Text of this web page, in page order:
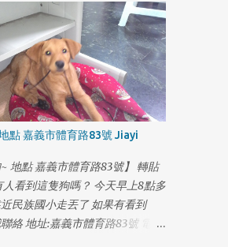
點 嘉義市體育路83號 Jiayi
~ 地點 嘉義市體育路83號】 轉貼
人看到這隻狗嗎？ 今天早上8點多
民族國小走丟了 如果有看到
絡 地址:嘉義市體育路83號 電